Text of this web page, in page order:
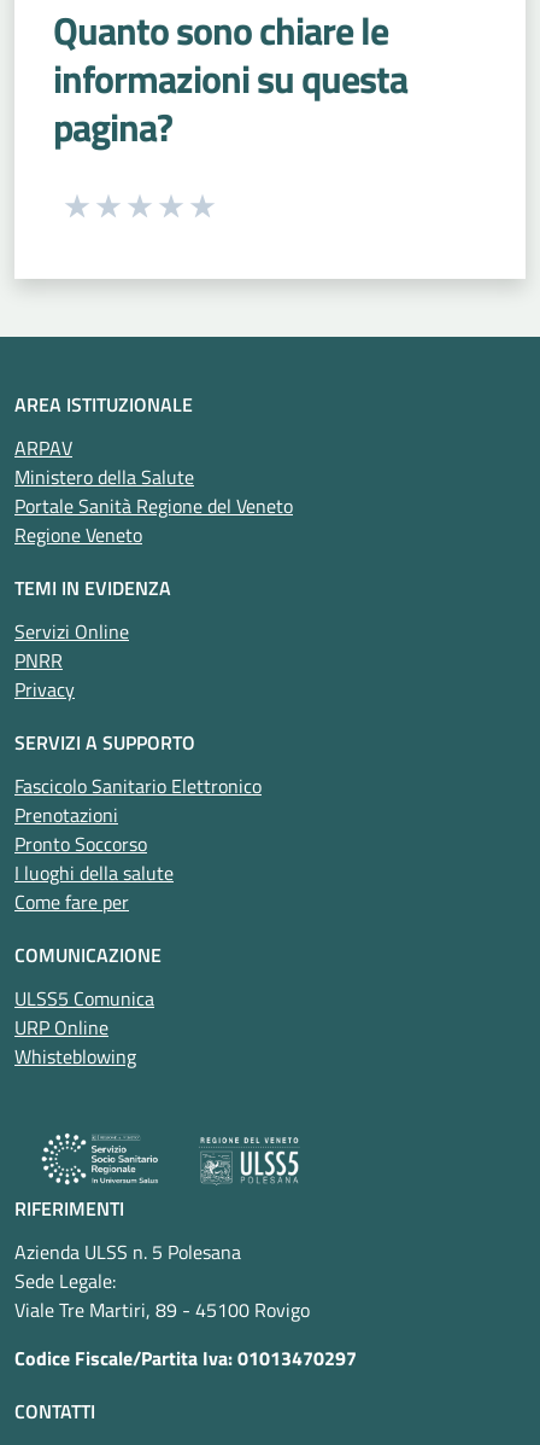
Quanto sono chiare le
informazioni su questa
pagina?
Seleziona una valutazione da 1 a 5 stelle
AREA ISTITUZIONALE
ARPAV
Ministero della Salute
Portale Sanità Regione del Veneto
Regione Veneto
TEMI IN EVIDENZA
Servizi Online
PNRR
Privacy
SERVIZI A SUPPORTO
Fascicolo Sanitario Elettronico
Prenotazioni
Pronto Soccorso
I luoghi della salute
Come fare per
COMUNICAZIONE
ULSS5 Comunica
URP Online
Whisteblowing
RIFERIMENTI
Azienda ULSS n. 5 Polesana
Sede Legale:
Viale Tre Martiri, 89 - 45100 Rovigo
Codice Fiscale/Partita Iva: 01013470297
CONTATTI